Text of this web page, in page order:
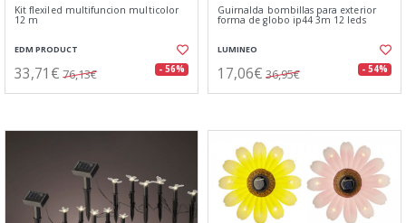
Kit flexiled multifuncion multicolor
12 m
EDM PRODUCT
33,71€ 76,13€ - 56%
Guirnalda bombillas para exterior
forma de globo ip44 3m 12 leds
LUMINEO
17,06€ 36,95€ - 54%